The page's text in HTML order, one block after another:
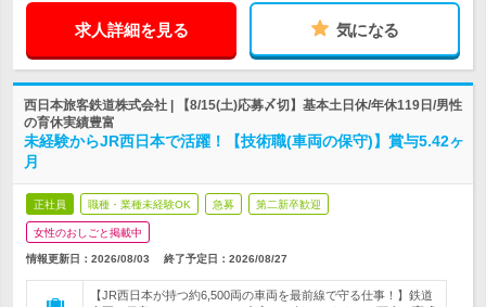
求人詳細を見る 気になる
西日本旅客鉄道株式会社 | 【8/15(土)応募〆切】基本土日休/年休119日/男性
の育休実績豊富
未経験からJR西日本で活躍！【技術職(車両の保守)】賞与5.42ヶ
月
正社員 職種・業種未経験OK 急募 第二新卒歓迎
女性のおしごと掲載中
情報更新日：2026/08/03 終了予定日： 2026/08/27
【JR西日本が持つ約6,500両の車両を最前線で守る仕事！】鉄道